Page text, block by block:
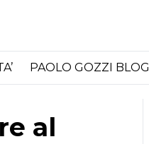
PAOLO GOZZI BLOG
al